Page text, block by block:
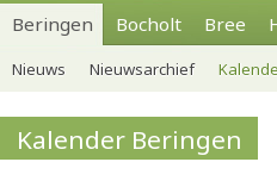
Beringen Bocholt Bree
Nieuws Nieuwsarchief
Kalender Beringen